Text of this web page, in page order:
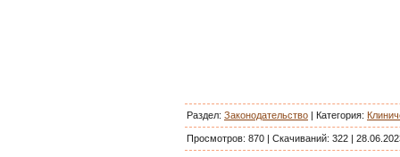
Раздел: Законодательство | Категория:
Просмотров: 870 | Скачиваний: 322 |